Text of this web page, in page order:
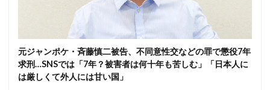
元ジャンポケ・斉藤慎二被告、不同意性交などの罪で懲役7年
求刑…SNSでは「7年？被害者は何十年も苦しむ」「日本人に
は厳しくて外人には甘い国」